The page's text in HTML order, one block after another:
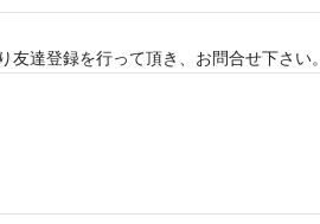
達登録を行って頂き、お問合せ下さい。